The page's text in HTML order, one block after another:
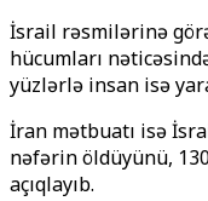
İsrail rəsmilərinə
hücumları
yüzlərlə insan isə
İran mətbuatı isə
nəfərin öldüyünü,
açıqlayıb.